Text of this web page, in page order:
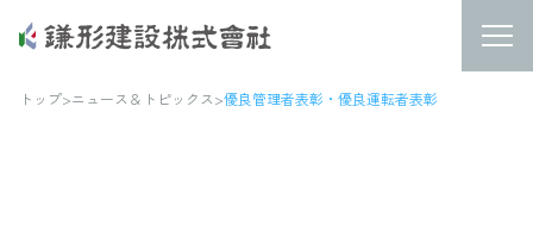
トップ>ニュース＆トピックス>優良管理者表彰・優良運転者表彰